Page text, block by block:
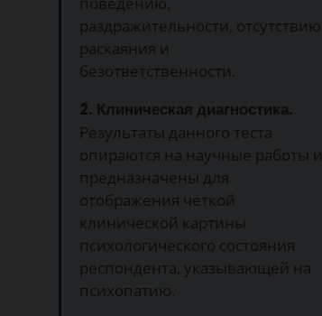
раздражительности, отсутствию
раскаяния и
безответственности.
2. Клиническая диагностика.
Результаты данного теста
опираются на научные работы и
предназначены для
отображения четкой
клинической картины
психологического состояния
респондента, указывающей на
психопатию.